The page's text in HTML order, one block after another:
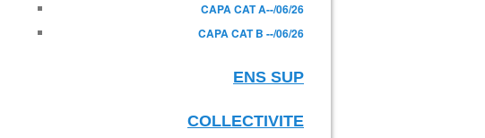
CAPA CAT A--/06/26
CAPA CAT B --/06/26
ENS SUP
COLLECTIVITE